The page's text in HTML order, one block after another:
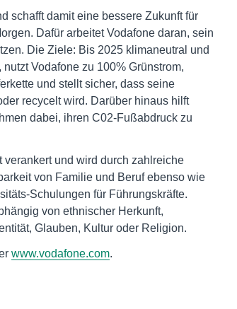
schafft damit eine bessere Zukunft für
Dafür arbeitet Vodafone daran, sein
Die Ziele: Bis 2025 klimaneutral und
Vodafone zu 100% Grünstrom,
und stellt sicher, dass seine
recycelt wird. Darüber hinaus hilft
dabei, ihren C02-Fußabdruck zu
verankert und wird durch zahlreiche
von Familie und Beruf ebenso wie
Schulungen für Führungskräfte.
von ethnischer Herkunft,
Glauben, Kultur oder Religion.
www.vodafone.com.